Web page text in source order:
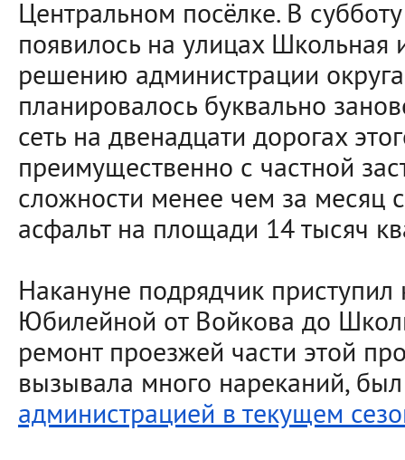
Центральном посёлке. В
появилось на улицах Школьная
решению администрации
планировалось буквально
сеть на двенадцати дорогах
преимущественно с частной
сложности менее чем за месяц
асфальт на площади 14 тысяч
Накануне подрядчик приступил
Юбилейной от Войкова до
ремонт проезжей части этой
вызывала много нареканий,
администрацией в текущем